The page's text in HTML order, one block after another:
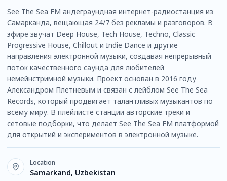
See The Sea FM андеграундная интернет-радиостанция из
Самарканда, вещающая 24/7 без рекламы и разговоров. В
эфире звучат Deep House, Tech House, Techno, Classic
Progressive House, Chillout и Indie Dance и другие
направления электронной музыки, создавая непрерывный
поток качественного саунда для любителей
немейнстримной музыки. Проект основан в 2016 году
Александром Плетневым и связан с лейблом See The Sea
Records, который продвигает талантливых музыкантов по
всему миру. В плейлисте станции авторские треки и
сетовые подборки, что делает See The Sea FM платформой
для открытий и экспериментов в электронной музыке.
Location
Samarkand, Uzbekistan